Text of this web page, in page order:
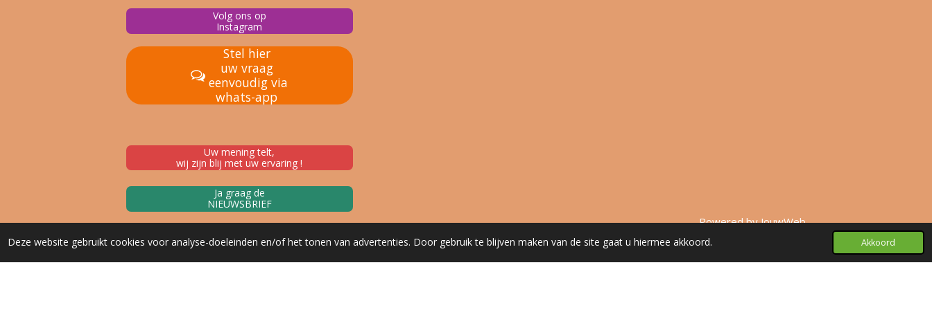
Deze website gebruikt cookies voor analyse-doeleinden en/of het tonen van advertenties. Door gebruik te blijven maken van de site gaat u hiermee akkoord. Akkoord
Volg ons op
Instagram
Stel hier
uw vraag
eenvoudig via
whats-app
Uw mening telt,
wij zijn blij met uw ervaring !
Ja graag de
NIEUWSBRIEF
Powered byJouwWeb